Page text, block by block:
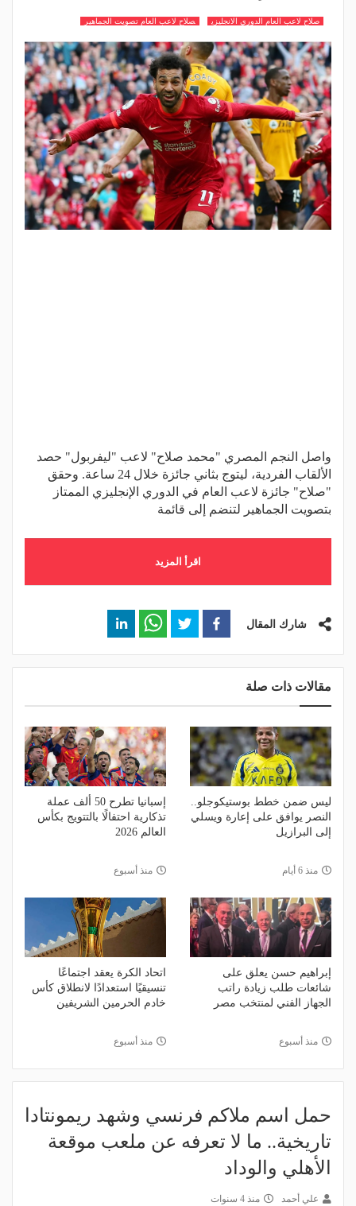
صلاح لاعب العام الدوري الانجليزي صلاح لاعب العام تصويت الجماهير
واصل النجم المصري "محمد صلاح" لاعب "ليفربول" حصد
الألقاب الفردية، ليتوج بثاني جائزة خلال 24 ساعة. وحقق
"صلاح" جائزة لاعب العام في الدوري الإنجليزي الممتاز
بتصويت الجماهير لتنضم إلى قائمة
اقرأ المزيد
شارك المقال
مقالات ذات صلة
ليس ضمن خطط بوستيكوجلو..
النصر يوافق على إعارة ويسلي
إلى البرازيل
منذ 6 أيام
إسبانيا تطرح 50 ألف عملة
تذكارية احتفالًا بالتتويج بكأس
العالم 2026
منذ أسبوع
إبراهيم حسن يعلق على
شائعات طلب زيادة راتب
الجهاز الفني لمنتخب مصر
منذ أسبوع
اتحاد الكرة يعقد اجتماعًا
تنسيقيًا استعدادًا لانطلاق كأس
خادم الحرمين الشريفين
منذ أسبوع
حمل اسم ملاكم فرنسي وشهد ريمونتادا
تاريخية.. ما لا تعرفه عن ملعب موقعة
الأهلي والوداد
علي أحمد منذ 4 سنوات